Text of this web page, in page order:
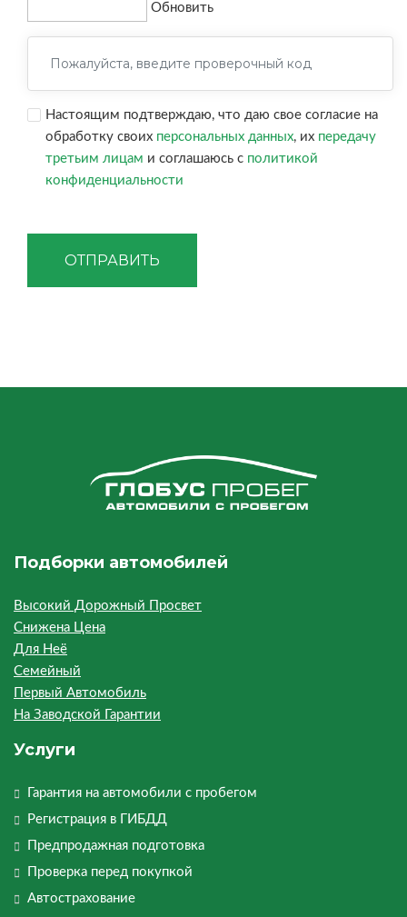
Обновить
Настоящим подтверждаю, что даю свое согласие на
обработку своих персональных данных, их передачу
третьим лицам и соглашаюсь с политикой
конфиденциальности
ОТПРАВИТЬ
Подборки автомобилей
Высокий Дорожный Просвет
Снижена Цена
Для Неё
Семейный
Первый Автомобиль
На Заводской Гарантии
Услуги
Гарантия на автомобили с пробегом
Регистрация в ГИБДД
Предпродажная подготовка
Проверка перед покупкой
Автострахование